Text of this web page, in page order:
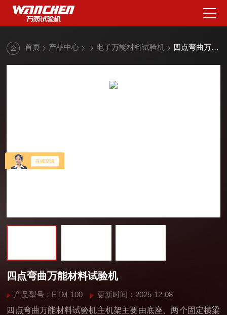
首页 产品中心 电子万能材料试验机 四点弯曲万能材料试验机
四点弯曲万能材料试验机
产品型号：ETM-100
更新时间：2025-12-08
四点弯曲万能材料试验机主机架主要由底座、两个固定横梁